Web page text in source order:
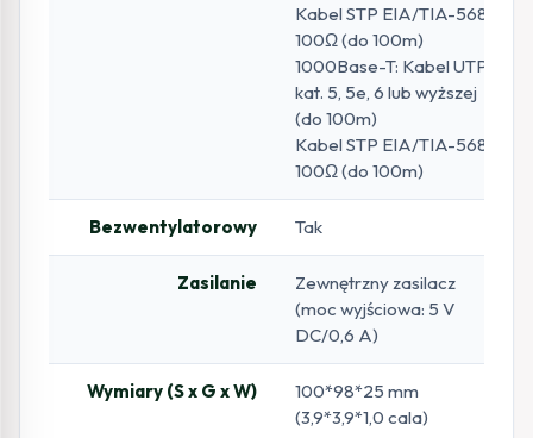
Kabel STP EIA/TIA-568
100Ω (do 100m)
1000Base-T: Kabel UTP
kat. 5, 5e, 6 lub wyższej
(do 100m)
Kabel STP EIA/TIA-568
100Ω (do 100m)
Bezwentylatorowy Tak
Zasilanie
Zewnętrzny zasilacz
(moc wyjściowa: 5 V
DC/0,6 A)
Wymiary (S x G x W)
100*98*25 mm
(3,9*3,9*1,0 cala)